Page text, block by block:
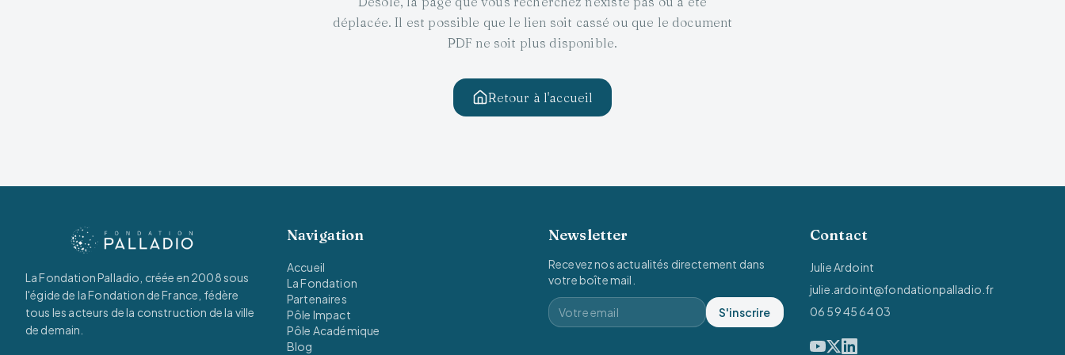
déplacée. Il est possible que le lien soit cassé ou que le document
PDF ne soit plus disponible.
Retour à l'accueil
La Fondation Palladio, créée en 2008 sous
l'égide de la Fondation de France, fédère
tous les acteurs de la construction de la ville
de demain.
Navigation
Accueil
La Fondation
Partenaires
Pôle Impact
Pôle Académique
Blog
Newsletter
Recevez nos actualités directement dans
votre boîte mail.
S'inscrire
Contact
Julie Ardoint
julie.ardoint@fondationpalladio.fr
06 59 45 64 03